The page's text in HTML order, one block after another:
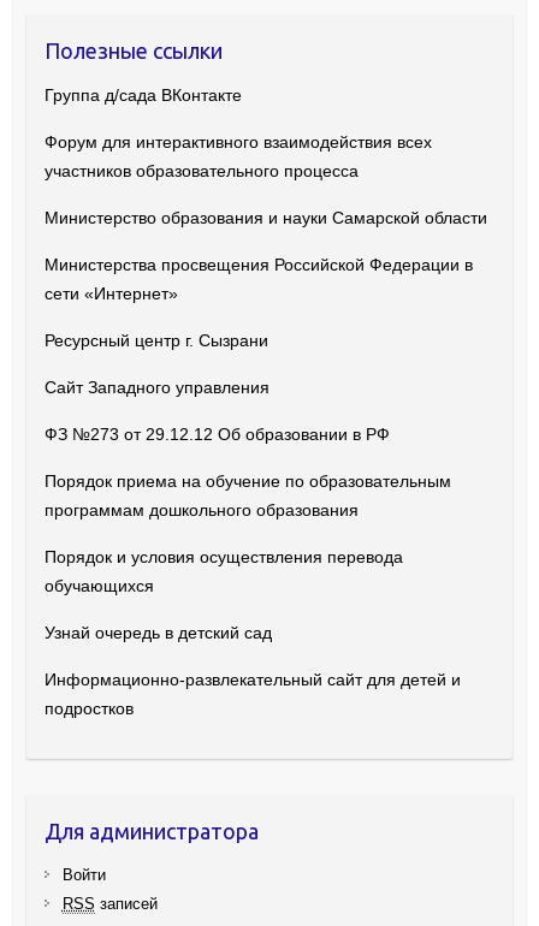
Полезные ссылки
Группа д/сада ВКонтакте
Форум для интерактивного взаимодействия всех
участников образовательного процесса
Министерство образования и науки Самарской области
Министерства просвещения Российской Федерации в
сети «Интернет»
Ресурсный центр г. Сызрани
Сайт Западного управления
ФЗ №273 от 29.12.12 Об образовании в РФ
Порядок приема на обучение по образовательным
программам дошкольного образования
Порядок и условия осуществления перевода
обучающихся
Узнай очередь в детский сад
Информационно-развлекательный сайт для детей и
подростков
Для администратора
Войти
RSS записей